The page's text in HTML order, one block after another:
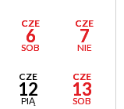
CZE
6
SOB
CZE
7
NIE
CZE
12
PIĄ
CZE
13
SOB